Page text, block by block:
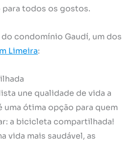
todos os gostos.
condomínio Gaudí, um dos
Limeira:
une qualidade de vida a
ótima opção para quem
a bicicleta compartilhada!
vida mais saudável, as